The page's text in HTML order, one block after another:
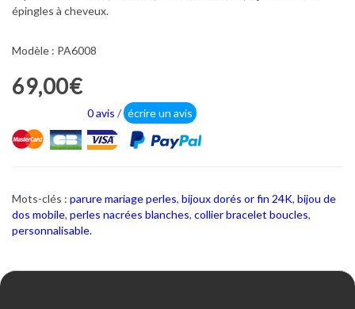
épingles à cheveux.
Modèle : PA6008
69,00€
0 avis / écrire un avis
Mots-clés : parure mariage perles, bijoux dorés or fin 24K, bijou de
dos mobile, perles nacrées blanches, collier bracelet boucles,
personnalisable.